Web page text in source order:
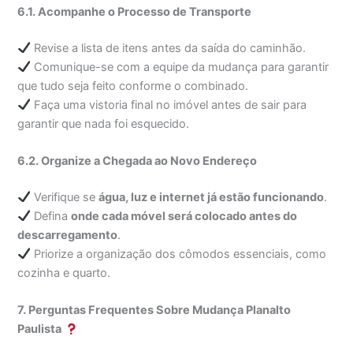
6.1. Acompanhe o Processo de Transporte
Revise a lista de itens antes da saída do caminhão.
Comunique-se com a equipe da mudança para garantir
que tudo seja feito conforme o combinado.
Faça uma vistoria final no imóvel antes de sair para
garantir que nada foi esquecido.
6.2. Organize a Chegada ao Novo Endereço
Verifique seágua, luz e internet já estão funcionando.
Definaonde cada móvel será colocado antes do
descarregamento.
Priorize a organização dos cômodos essenciais, como
cozinha e quarto.
7. Perguntas Frequentes Sobre Mudança Planalto
Paulista